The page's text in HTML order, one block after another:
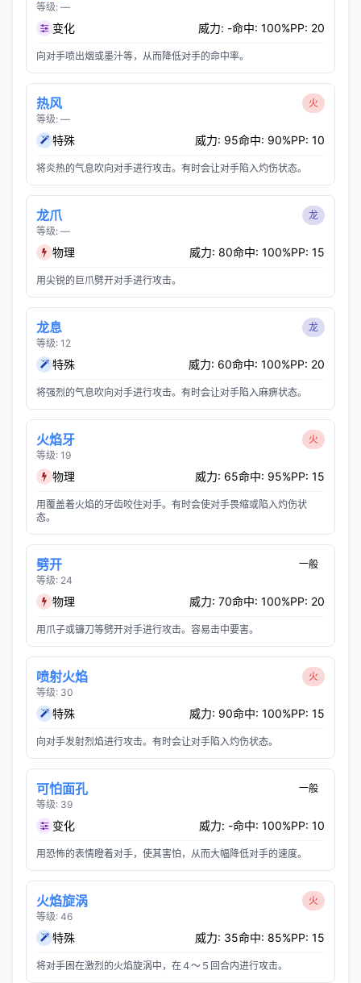
等级: —
变化 威力: -命中: 100%PP: 20
向对手喷出烟或墨汁等，从而降低对手的命中率。
热风
等级: —
火
特殊 威力: 95命中: 90%PP: 10
将炎热的气息吹向对手进行攻击。有时会让对手陷入灼伤状态。
龙爪
等级: —
龙
物理 威力: 80命中: 100%PP: 15
用尖锐的巨爪劈开对手进行攻击。
龙息
等级: 12
龙
特殊 威力: 60命中: 100%PP: 20
将强烈的气息吹向对手进行攻击。有时会让对手陷入麻痹状态。
火焰牙
等级: 19
火
物理 威力: 65命中: 95%PP: 15
用覆盖着火焰的牙齿咬住对手。有时会使对手畏缩或陷入灼伤状
态。
劈开
等级: 24
一般
物理 威力: 70命中: 100%PP: 20
用爪子或镰刀等劈开对手进行攻击。容易击中要害。
喷射火焰
等级: 30
火
特殊 威力: 90命中: 100%PP: 15
向对手发射烈焰进行攻击。有时会让对手陷入灼伤状态。
可怕面孔
等级: 39
一般
变化 威力: -命中: 100%PP: 10
用恐怖的表情瞪着对手，使其害怕，从而大幅降低对手的速度。
火焰旋涡
等级: 46
火
特殊 威力: 35命中: 85%PP: 15
将对手困在激烈的火焰旋涡中，在４～５回合内进行攻击。